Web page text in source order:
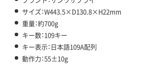
サイズ：W443.5×D130.8×H22mm
重量：約700g
キー数：109キー
キー表示：日本語109A配列
動作力：55±10g